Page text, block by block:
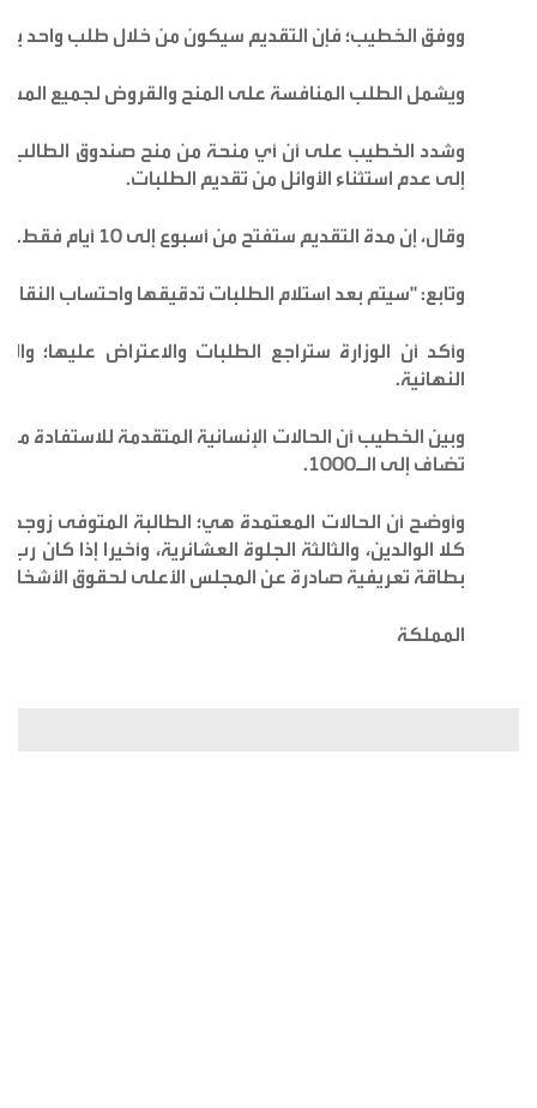
ووفق الخطيب؛ فإن التقديم سيكون من خلال طلب واحد
ويشمل الطلب المنافسة على المنح والقروض لجميع
وشدد الخطيب على أن أي منحة من منح صندوق الطالب
إلى عدم استثناء الأوائل من تقديم الطلبات.
وقال، إن مدة التقديم ستفتح من أسبوع إلى 10 أيام فقط.
وتابع: "سيتم بعد استلام الطلبات تدقيقها واحتساب
وأكد أن الوزارة ستراجع الطلبات والاعتراض عليها؛
النهائية.
تضاف إلى الـ1000.
وأوضح أن الحالات المعتمدة هي؛ الطالبة المتوفى
كلا الوالدين، والثالثة الجلوة العشائرية، وأخيرا إذا
بطاقة تعريفية صادرة عن المجلس الأعلى لحقوق
المملكة